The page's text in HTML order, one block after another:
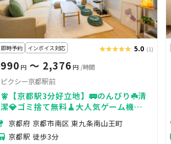
即時予約 インボイス対応 ★★★★★
★★★★★5.0 (1)
990 円 〜 2,376 円 /時間
ピクシー京都駅前
🧚【京都駅3分好立地】🚃のんびり☘️清
潔💎ゴミ捨て無料🧹大人気ゲーム機
🎮/BRUNO♡女子会/ママ会/推し活✊撮
影📸京都府 京都市南区 東九条南山王町
京都駅 徒歩3分